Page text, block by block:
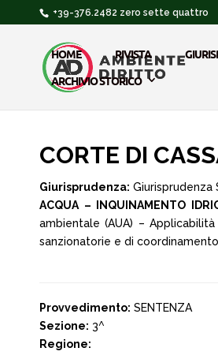
+39-376.2482 zero sette quattro
HOME RIVISTA
ARCHIVIO STORICO
CORTE DI
Giurisprudenza: Giurisprudenza
ACQUA – INQUINAMENTO
ambientale (AUA) –
sanzionatorie e di
Provvedimento: SENTENZA
Sezione: 3^
Regione: